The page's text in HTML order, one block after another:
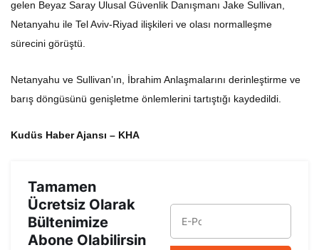
gelen Beyaz Saray Ulusal Güvenlik Danışmanı Jake Sullivan,
Netanyahu ile Tel Aviv-Riyad ilişkileri ve olası normalleşme
sürecini görüştü.
Netanyahu ve Sullivan’ın, İbrahim Anlaşmalarını derinleştirme ve
barış döngüsünü genişletme önlemlerini tartıştığı kaydedildi.
Kudüs Haber Ajansı – KHA
Tamamen
Ücretsiz Olarak
Bültenimize
Abone Olabilirsin